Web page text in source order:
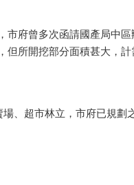
府曾多次函請國產局中區
所開挖部分面積甚大，
超市林立，市府已規劃